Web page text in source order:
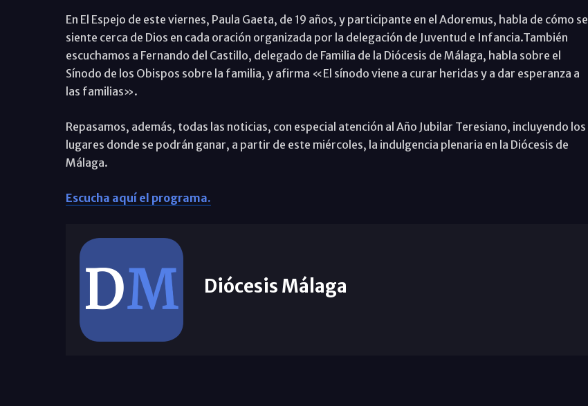
En El Espejo de este viernes, Paula Gaeta, de 19 años, y participante en el Adoremus, habla de cómo se
siente cerca de Dios en cada oración organizada por la delegación de Juventud e Infancia.También
escuchamos a Fernando del Castillo, delegado de Familia de la Diócesis de Málaga, habla sobre el
Sínodo de los Obispos sobre la familia, y afirma «El sínodo viene a curar heridas y a dar esperanza a
las familias».
Repasamos, además, todas las noticias, con especial atención al Año Jubilar Teresiano, incluyendo los
lugares donde se podrán ganar, a partir de este miércoles, la indulgencia plenaria en la Diócesis de
Málaga.
Escucha aquí el programa.
Diócesis Málaga